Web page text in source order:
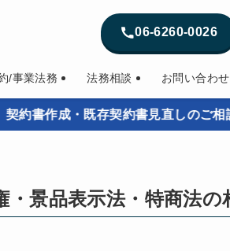
/事業法務 法務相談 お問い合わせ
06-6260-0026
・既存契約書見直しのご相談を承っ
景品表示法・特商法の